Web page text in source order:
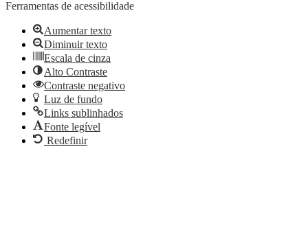
Ferramentas de acessibilidade
Aumentar texto
Diminuir texto
Escala de cinza
Alto Contraste
Contraste negativo
Luz de fundo
Links sublinhados
Fonte legível
Redefinir